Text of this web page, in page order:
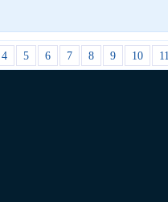
4 5 6 7 8 9 10 11